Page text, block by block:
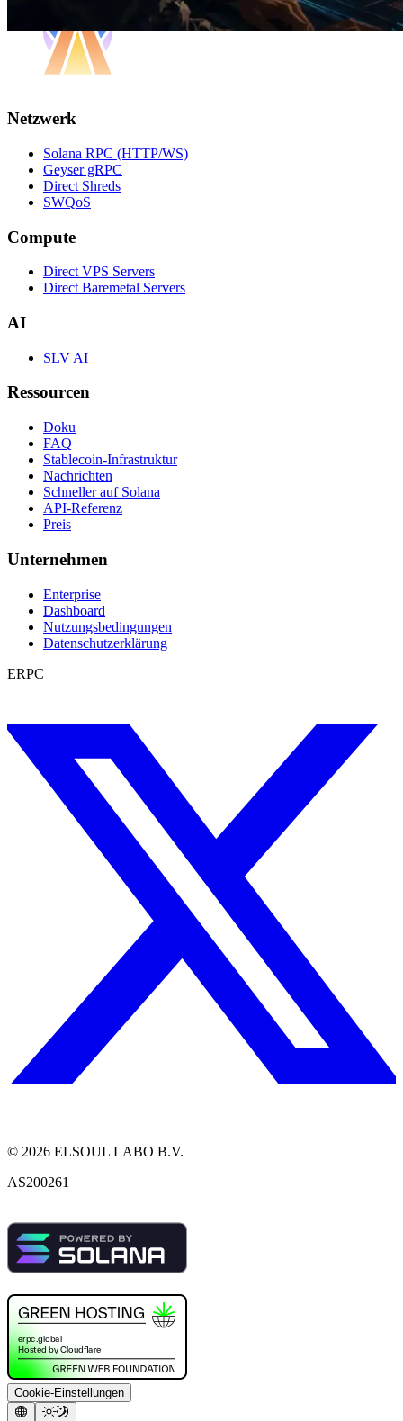
Netzwerk
Solana RPC (HTTP/WS)
Geyser gRPC
Direct Shreds
SWQoS
Compute
Direct VPS Servers
Direct Baremetal Servers
AI
SLV AI
Ressourcen
Doku
FAQ
Stablecoin-Infrastruktur
Nachrichten
Schneller auf Solana
API-Referenz
Preis
Unternehmen
Enterprise
Dashboard
Nutzungsbedingungen
Datenschutzerklärung
ERPC
© 2026 ELSOUL LABO B.V.
AS200261
Cookie-Einstellungen